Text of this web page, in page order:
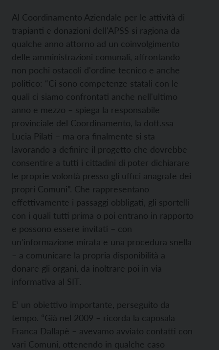
Al Coordinamento Aziendale per le attività di
trapianti e donazioni dell'APSS si ragiona da
qualche anno attorno ad un coinvolgimento
delle amministrazioni comunali, affrontando
non pochi ostacoli d'ordine tecnico e anche
politico: “Ci sono competenze statali con le
quali ci siamo confrontati anche nell'ultimo
anno e mezzo – spiega la responsabile
provinciale del Coordinamento, la dott.ssa
Lucia Pilati – ma ora finalmente si sta
lavorando a definire il progetto che dovrebbe
consentire a tutti i cittadini di poter dichiarare
le proprie volontà presso gli uffici anagrafe dei
propri Comuni”. Che rappresentano
effettivamente i passaggi obbligati, gli sportelli
con i quali tutti prima o poi entrano in rapporto
e possono essere invitati – con
un'informazione mirata e una procedura snella
– a comunicare la propria disponibilità a
donare gli organi, da inoltrare poi in via
informativa al SIT.
E’ un obiettivo importante, perseguito da
tempo. “Già nel 2009 – ricorda la caposala
Franca Dallapè – avevamo avviato contatti con
vari Comuni, ottenendo in qualche caso